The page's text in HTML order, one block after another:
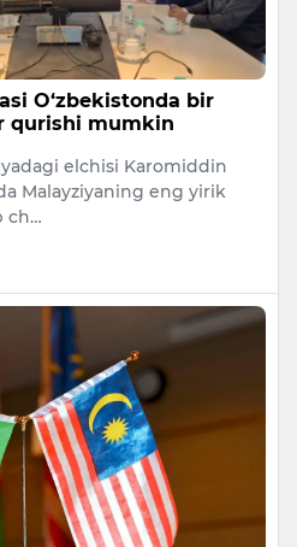
O‘zbekistonda bir
qurishi mumkin
elchisi Karomiddin
Malayziyaning eng yirik
ch…